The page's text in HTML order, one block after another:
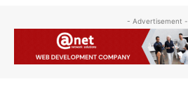
- Advertisement -